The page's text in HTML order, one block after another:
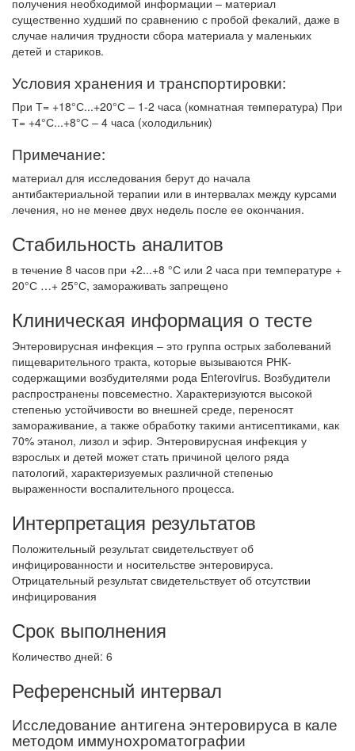
получения необходимой информации – материал
существенно худший по сравнению с пробой фекалий, даже в
случае наличия трудности сбора материала у маленьких
детей и стариков.
Условия хранения и транспортировки:
При Т= +18°С...+20°С – 1-2 часа (комнатная температура) При
Т= +4°С...+8°С – 4 часа (холодильник)
Примечание:
материал для исследования берут до начала
антибактериальной терапии или в интервалах между курсами
лечения, но не менее двух недель после ее окончания.
Стабильность аналитов
в течение 8 часов при +2...+8 °С или 2 часа при температуре +
20°С …+ 25°С, замораживать запрещено
Клиническая информация о тесте
Энтеровирусная инфекция – это группа острых заболеваний
пищеварительного тракта, которые вызываются РНК-
содержащими возбудителями рода Enterovirus. Возбудители
распространены повсеместно. Характеризуются высокой
степенью устойчивости во внешней среде, переносят
замораживание, а также обработку такими антисептиками, как
70% этанол, лизол и эфир. Энтеровирусная инфекция у
взрослых и детей может стать причиной целого ряда
патологий, характеризуемых различной степенью
выраженности воспалительного процесса.
Интерпретация результатов
Положительный результат свидетельствует об
инфицированности и носительстве энтеровируса.
Отрицательный результат свидетельствует об отсутствии
инфицирования
Срок выполнения
Количество дней: 6
Референсный интервал
Исследование антигена энтеровируса в кале
методом иммунохроматографии